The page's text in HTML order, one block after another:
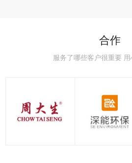
合作
服务了哪些客户很重要 用